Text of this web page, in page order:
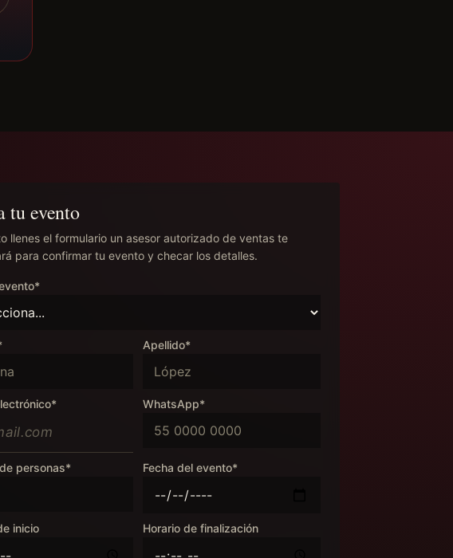
tu evento
llenes el formulario un asesor autorizado de ventas te
para confirmar tu evento y checar los detalles.
Apellido*
WhatsApp*
personas* Fecha del evento*
inicio Horario de finalización